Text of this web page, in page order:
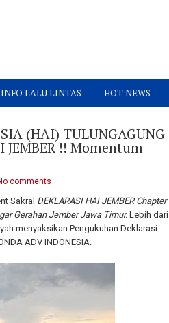
INFO LALU LINTAS HOT NEWS
(HAI) TULUNGAGUNG
JEMBER !! Momentum
comments
Sakral DEKLARASI HAI JEMBER Chapter
Gerahan Jember Jawa Timur. Lebih dari
menyaksikan Pengukuhan Deklarasi
ADV INDONESIA.